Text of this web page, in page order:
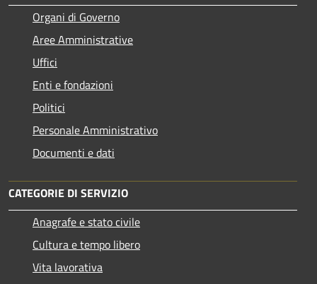
Organi di Governo
Aree Amministrative
Uffici
Enti e fondazioni
Politici
Personale Amministrativo
Documenti e dati
CATEGORIE DI SERVIZIO
Anagrafe e stato civile
Cultura e tempo libero
Vita lavorativa